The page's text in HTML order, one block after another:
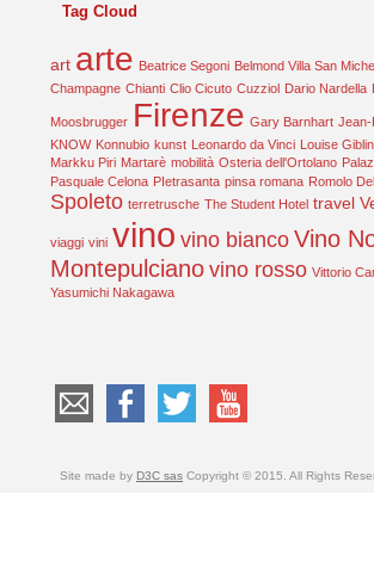
Tag Cloud
art arte Beatrice Segoni Belmond Villa San
Champagne Chianti Clio Cicuto Cuzziol Dario Nardella
Moosbrugger Firenze Gary Barnhart Jean-
KNOW Konnubio kunst Leonardo da Vinci Louise Giblin
Markku Piri Martarè mobilità Osteria dell'Ortolano
Pasquale Celona PIetrasanta pinsa romana Romolo
Spoleto terretrusche The Student Hotel travel
viaggi vini vino vino bianco Vino
Montepulciano vino rosso Vittorio
Yasumichi Nakagawa
Site made by D3C sas Copyright © 2015. All Rights